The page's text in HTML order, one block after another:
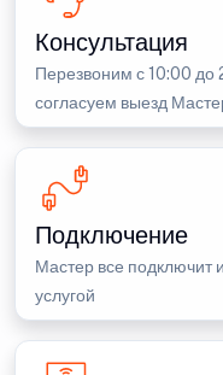
Консультация
Перезвоним с 10:00 до
согласуем выезд
Подключение
Мастер все подключит
услугой